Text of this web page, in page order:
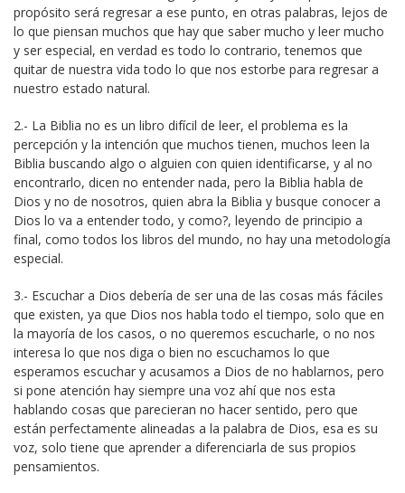
propósito será regresar a ese punto, en otras palabras, lejos de
lo que piensan muchos que hay que saber mucho y leer mucho
y ser especial, en verdad es todo lo contrario, tenemos que
quitar de nuestra vida todo lo que nos estorbe para regresar a
nuestro estado natural.
2.- La Biblia no es un libro difícil de leer, el problema es la
percepción y la intención que muchos tienen, muchos leen la
Biblia buscando algo o alguien con quien identificarse, y al no
encontrarlo, dicen no entender nada, pero la Biblia habla de
Dios y no de nosotros, quien abra la Biblia y busque conocer a
Dios lo va a entender todo, y como?, leyendo de principio a
final, como todos los libros del mundo, no hay una metodología
especial.
3.- Escuchar a Dios debería de ser una de las cosas más fáciles
que existen, ya que Dios nos habla todo el tiempo, solo que en
la mayoría de los casos, o no queremos escucharle, o no nos
interesa lo que nos diga o bien no escuchamos lo que
esperamos escuchar y acusamos a Dios de no hablarnos, pero
si pone atención hay siempre una voz ahí que nos esta
hablando cosas que parecieran no hacer sentido, pero que
están perfectamente alineadas a la palabra de Dios, esa es su
voz, solo tiene que aprender a diferenciarla de sus propios
pensamientos.